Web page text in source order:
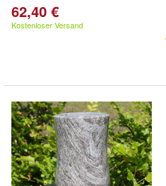
62,40 €
Kostenloser Versand